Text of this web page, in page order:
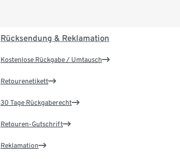
Rücksendung & Reklamation
Kostenlose Rückgabe / Umtausch
Retourenetikett
30 Tage Rückgaberecht
Retouren-Gutschrift
Reklamation